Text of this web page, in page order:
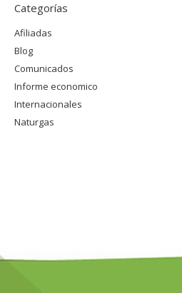
Categorías
Afiliadas
Blog
Comunicados
Informe economico
Internacionales
Naturgas